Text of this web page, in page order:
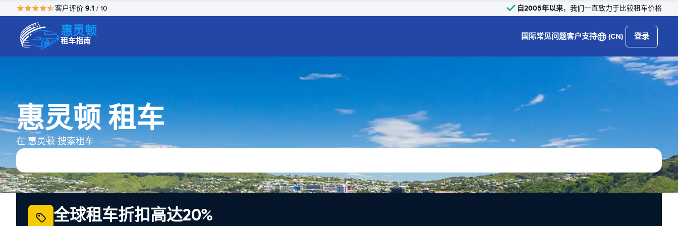
客户评价 9.1 / 10 自2005年以来，我们一直致力于比较租车价格
惠灵顿
租车指南 国际常见问题客户支持 (CN) 登录
惠灵顿 租车
在 惠灵顿 搜索租车
全球租车折扣高达20%